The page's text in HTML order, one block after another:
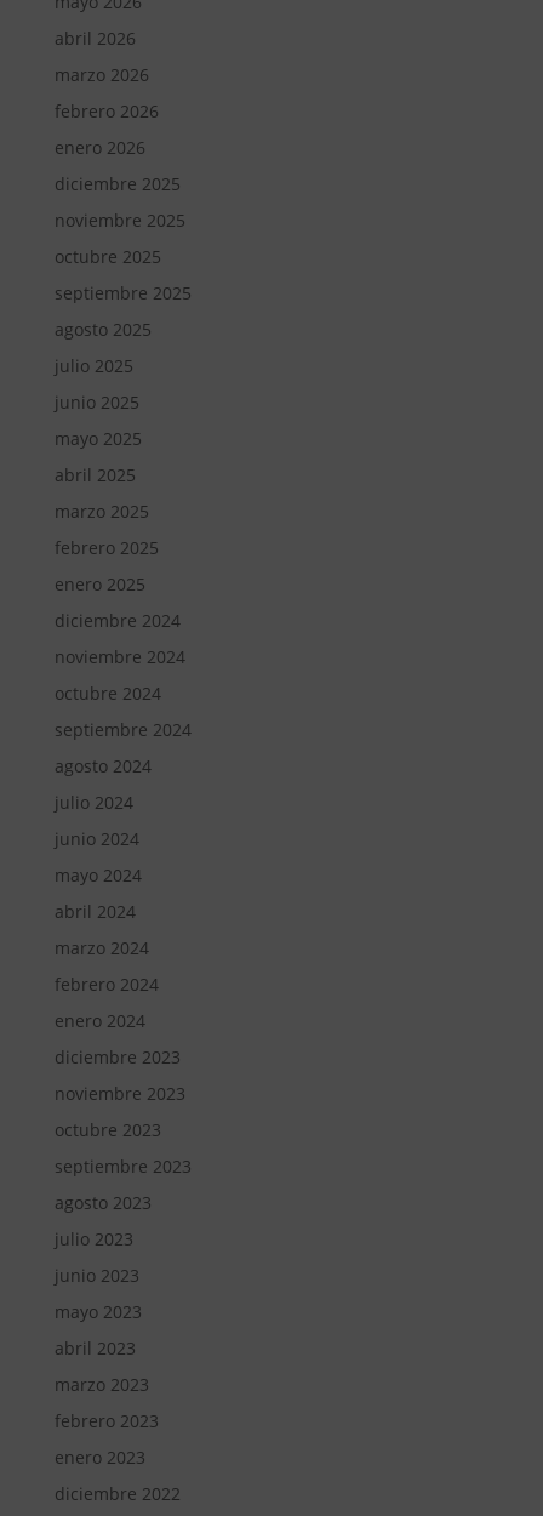
abril 2026
marzo 2026
febrero 2026
enero 2026
diciembre 2025
noviembre 2025
octubre 2025
septiembre 2025
agosto 2025
julio 2025
junio 2025
mayo 2025
abril 2025
marzo 2025
febrero 2025
enero 2025
diciembre 2024
noviembre 2024
octubre 2024
septiembre 2024
agosto 2024
julio 2024
junio 2024
mayo 2024
abril 2024
marzo 2024
febrero 2024
enero 2024
diciembre 2023
noviembre 2023
octubre 2023
septiembre 2023
agosto 2023
julio 2023
junio 2023
mayo 2023
abril 2023
marzo 2023
febrero 2023
enero 2023
diciembre 2022